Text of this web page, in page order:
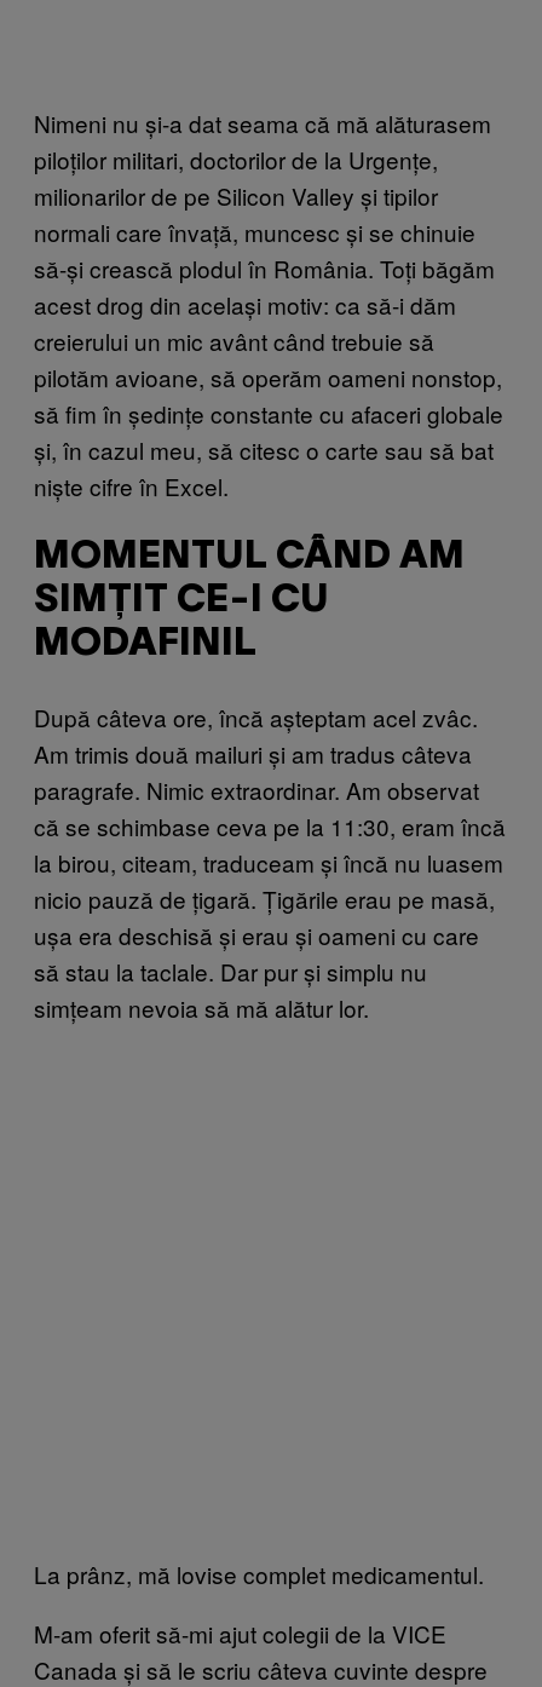
Nimeni nu și-a dat seama că mă alăturasem
piloților militari, doctorilor de la Urgențe,
milionarilor de pe Silicon Valley și tipilor
normali care învață, muncesc și se chinuie
să-și crească plodul în România. Toți băgăm
acest drog din același motiv: ca să-i dăm
creierului un mic avânt când trebuie să
pilotăm avioane, să operăm oameni nonstop,
să fim în ședințe constante cu afaceri globale
și, în cazul meu, să citesc o carte sau să bat
niște cifre în Excel.
MOMENTUL CÂND AM
SIMȚIT CE-I CU
MODAFINIL
După câteva ore, încă așteptam acel zvâc.
Am trimis două mailuri și am tradus câteva
paragrafe. Nimic extraordinar. Am observat
că se schimbase ceva pe la 11:30, eram încă
la birou, citeam, traduceam și încă nu luasem
nicio pauză de țigară. Țigările erau pe masă,
ușa era deschisă și erau și oameni cu care
să stau la taclale. Dar pur și simplu nu
simțeam nevoia să mă alătur lor.
La prânz, mă lovise complet medicamentul.
M-am oferit să-mi ajut colegii de la VICE
Canada și să le scriu câteva cuvinte despre